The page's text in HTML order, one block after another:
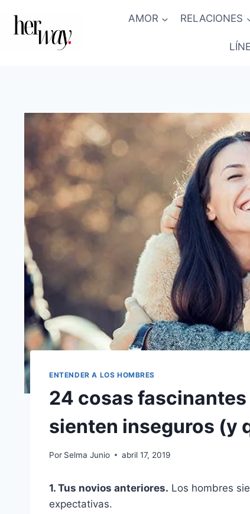
contenido
AMOR RELACIONES
ENTENDER A LOS HOMBRES
24 cosas
sienten inseguros (y
Por Selma Junio abril 17, 2019
1. Tus novios anteriores. Los hombres
expectativas.